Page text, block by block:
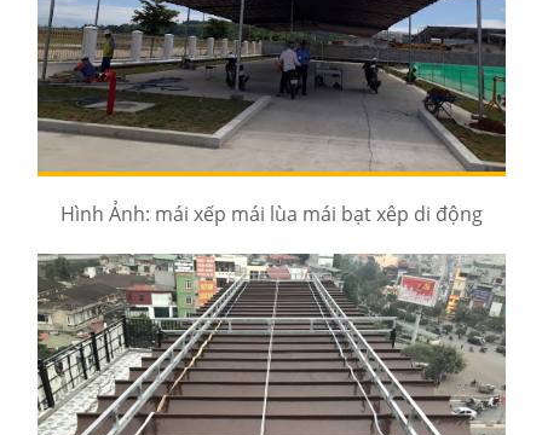
Hình Ảnh: mái xếp mái lùa mái bạt xêp di động